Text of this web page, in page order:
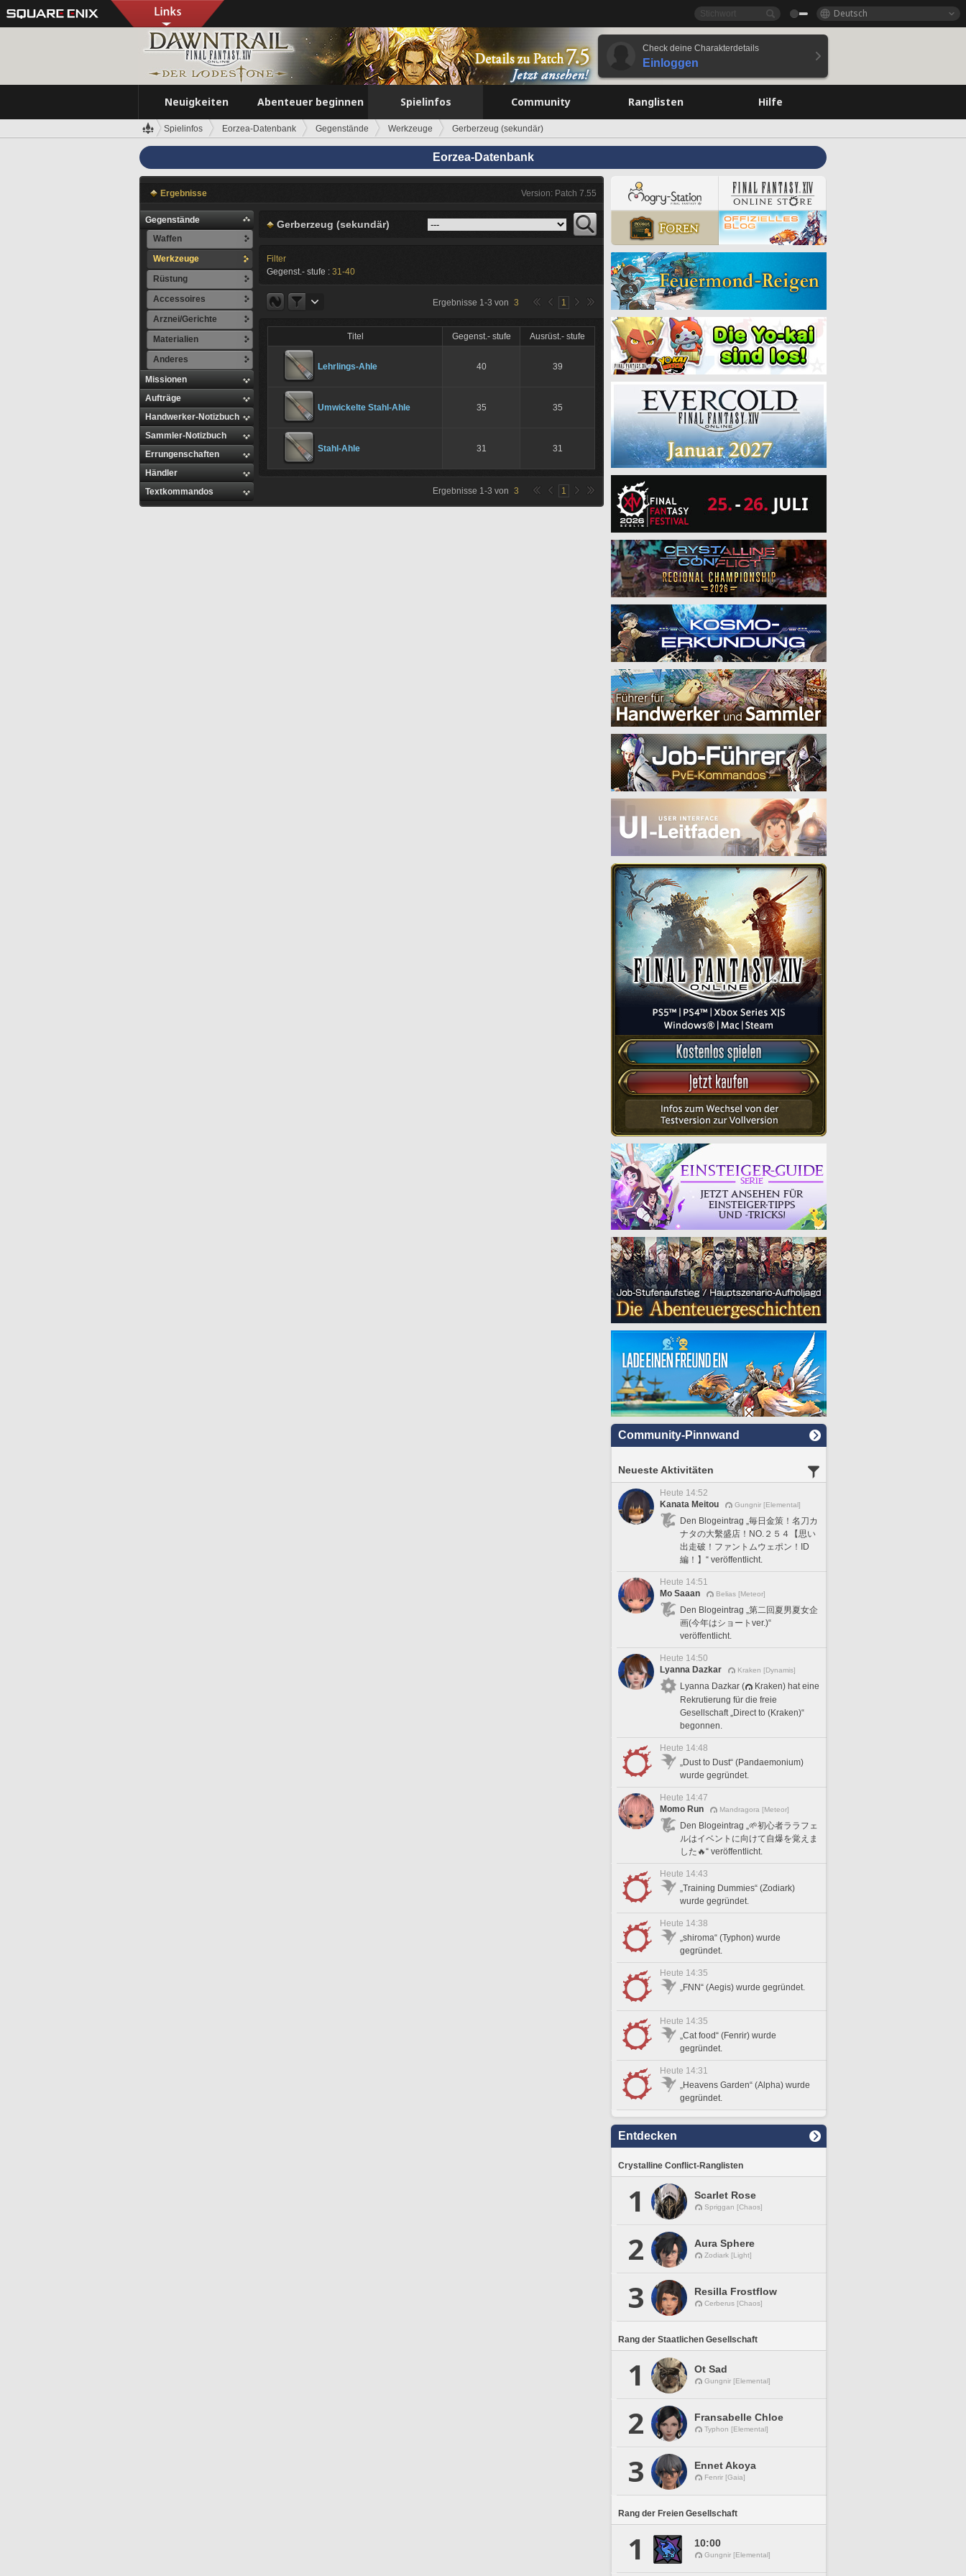
Deutsch
Check deine Charakterdetails
Einloggen
Neuigkeiten Abenteuer beginnen Spielinfos Community Ranglisten Hilfe
Spielinfos Eorzea-Datenbank Gegenstände Werkzeuge Gerberzeug (sekundär)
Eorzea-Datenbank
Ergebnisse Version: Patch 7.55
Gegenstände
Waffen
Werkzeuge
Rüstung
Accessoires
Arznei/Gerichte
Materialien
Anderes
Missionen
Aufträge
Handwerker-Notizbuch
Sammler-Notizbuch
Errungenschaften
Händler
Textkommandos
Gerberzeug (sekundär)
Filter
Gegenst.- stufe : 31-40
Ergebnisse 1-3 von 3 1
Titel Gegenst.- stufe Ausrüst.- stufe
Lehrlings-Ahle 40 39
Umwickelte Stahl-Ahle 35 35
Stahl-Ahle 31 31
Ergebnisse 1-3 von 3 1
Community-Pinnwand
Neueste Aktivitäten
Heute 14:52
Kanata Meitou
Gungnir [Elemental]
Den Blogeintrag „毎日金策！名刀カ
ナタの大繫盛店！NO.２５４【思い
出走破！ファントムウェポン！ID
編！】“ veröffentlicht.
Heute 14:51
Mo Saaan
Belias [Meteor]
Den Blogeintrag „第二回夏男夏女企
画(今年はショートver.)“
veröffentlicht.
Heute 14:50
Lyanna Dazkar
Kraken [Dynamis]
Lyanna Dazkar (
Kraken) hat eine
Rekrutierung für die freie
Gesellschaft „Direct to (Kraken)“
begonnen.
Heute 14:48
„Dust to Dust“ (Pandaemonium)
wurde gegründet.
Heute 14:47
Momo Run
Mandragora [Meteor]
Den Blogeintrag „🌱初心者ララフェ
ルはイベントに向けて自爆を覚えま
した🔥“ veröffentlicht.
Heute 14:43
„Training Dummies“ (Zodiark)
wurde gegründet.
Heute 14:38
„shiroma“ (Typhon) wurde
gegründet.
Heute 14:35
„FNN“ (Aegis) wurde gegründet.
Heute 14:35
„Cat food“ (Fenrir) wurde
gegründet.
Heute 14:31
„Heavens Garden“ (Alpha) wurde
gegründet.
Entdecken
Crystalline Conflict-Ranglisten
1 Scarlet Rose
Spriggan [Chaos]
2 Aura Sphere
Zodiark [Light]
3 Resilla Frostflow
Cerberus [Chaos]
Rang der Staatlichen Gesellschaft
1 Ot Sad
Gungnir [Elemental]
2 Fransabelle Chloe
Typhon [Elemental]
3 Ennet Akoya
Fenrir [Gaia]
Rang der Freien Gesellschaft
1 10:00
Gungnir [Elemental]